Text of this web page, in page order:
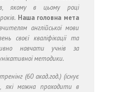
якому в цьому році
Наша головна мета
англійської мови
своєї кваліфікації та
навчати учнів за
методики.
(60 акад.год.) (існує
які можна проходити в